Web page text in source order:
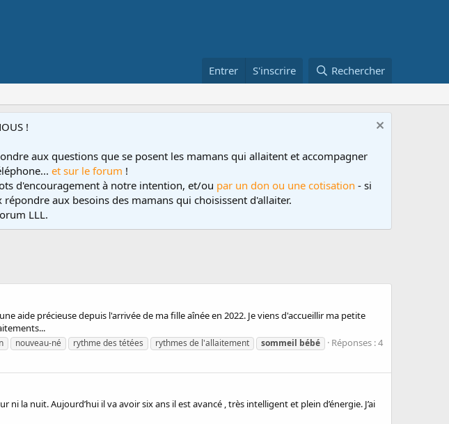
Entrer S'inscrire Rechercher
!
aux questions que se posent les mamans qui allaitent et accompagner
et sur le forum !
d'encouragement à notre intention, et/ou par un don ou une cotisation - si
aux besoins des mamans qui choisissent d'allaiter.
LLL.
aide précieuse depuis l'arrivée de ma fille aînée en 2022. Je viens d'accueillir ma petite
nouveau-né rythme des tétées rythmes de l'allaitement sommeil bébé
Réponses : 4
la nuit. Aujourd’hui il va avoir six ans il est avancé , très intelligent et plein d’énergie. J’ai